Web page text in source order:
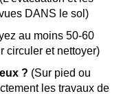
DANS le sol)
au moins 50-60
circuler et nettoyer)
? (Sur pied ou
les travaux de